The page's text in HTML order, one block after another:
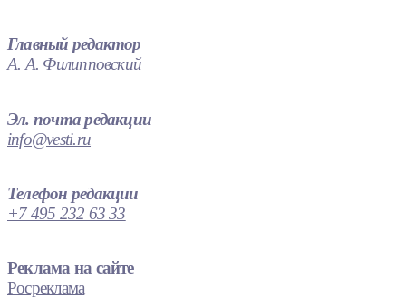
Главный редактор
А. А. Филипповский
Эл. почта редакции
info@vesti.ru
Телефон редакции
+7 495 232 63 33
Реклама на сайте
Росреклама